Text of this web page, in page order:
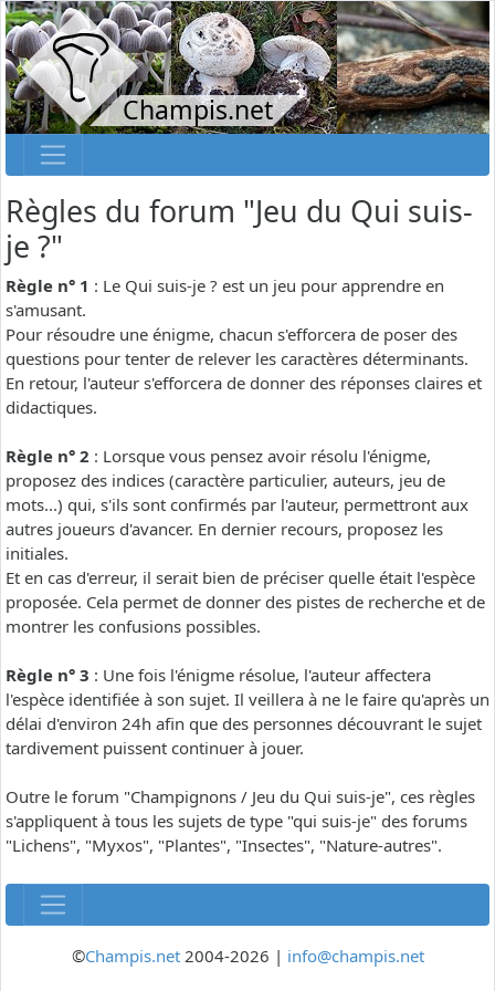
Champis.net
Règles du forum "Jeu du Qui suis-
je ?"
Règle n° 1 : Le Qui suis-je ? est un jeu pour apprendre en
s'amusant.
Pour résoudre une énigme, chacun s'efforcera de poser des
questions pour tenter de relever les caractères déterminants.
En retour, l'auteur s'efforcera de donner des réponses claires et
didactiques.
Règle n° 2 : Lorsque vous pensez avoir résolu l'énigme,
proposez des indices (caractère particulier, auteurs, jeu de
mots...) qui, s'ils sont confirmés par l'auteur, permettront aux
autres joueurs d'avancer. En dernier recours, proposez les
initiales.
Et en cas d'erreur, il serait bien de préciser quelle était l'espèce
proposée. Cela permet de donner des pistes de recherche et de
montrer les confusions possibles.
Règle n° 3 : Une fois l'énigme résolue, l'auteur affectera
l'espèce identifiée à son sujet. Il veillera à ne le faire qu'après un
délai d'environ 24h afin que des personnes découvrant le sujet
tardivement puissent continuer à jouer.
Outre le forum "Champignons / Jeu du Qui suis-je", ces règles
s'appliquent à tous les sujets de type "qui suis-je" des forums
"Lichens", "Myxos", "Plantes", "Insectes", "Nature-autres".
©Champis.net2004-2026 | info@champis.net